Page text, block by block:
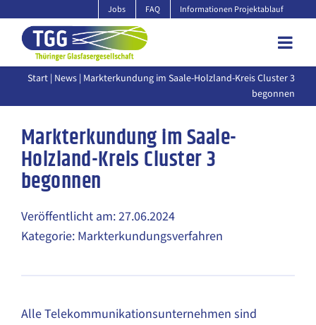
Inhalt
springen
Jobs FAQ Informationen Projektablauf
Start | News | Markterkundung im Saale-Holzland-Kreis Cluster 3
begonnen
Markterkundung im Saale-
Holzland-Kreis Cluster 3
begonnen
Veröffentlicht am: 27.06.2024
Kategorie: Markterkundungsverfahren
Alle Telekommunikationsunternehmen sind